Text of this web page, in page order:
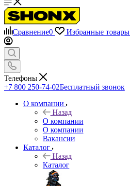
Сравнение0 Избранные товары
Телефоны
+7 800 250-74-02Бесплатный звонок
О компании
Назад
О компании
О компании
Вакансии
Каталог
Назад
Каталог